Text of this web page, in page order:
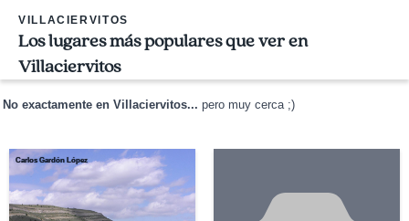
VILLACIERVITOS
Los lugares más populares que ver en
Villaciervitos
No exactamente en Villaciervitos... pero muy cerca ;)
Carlos Gardón López